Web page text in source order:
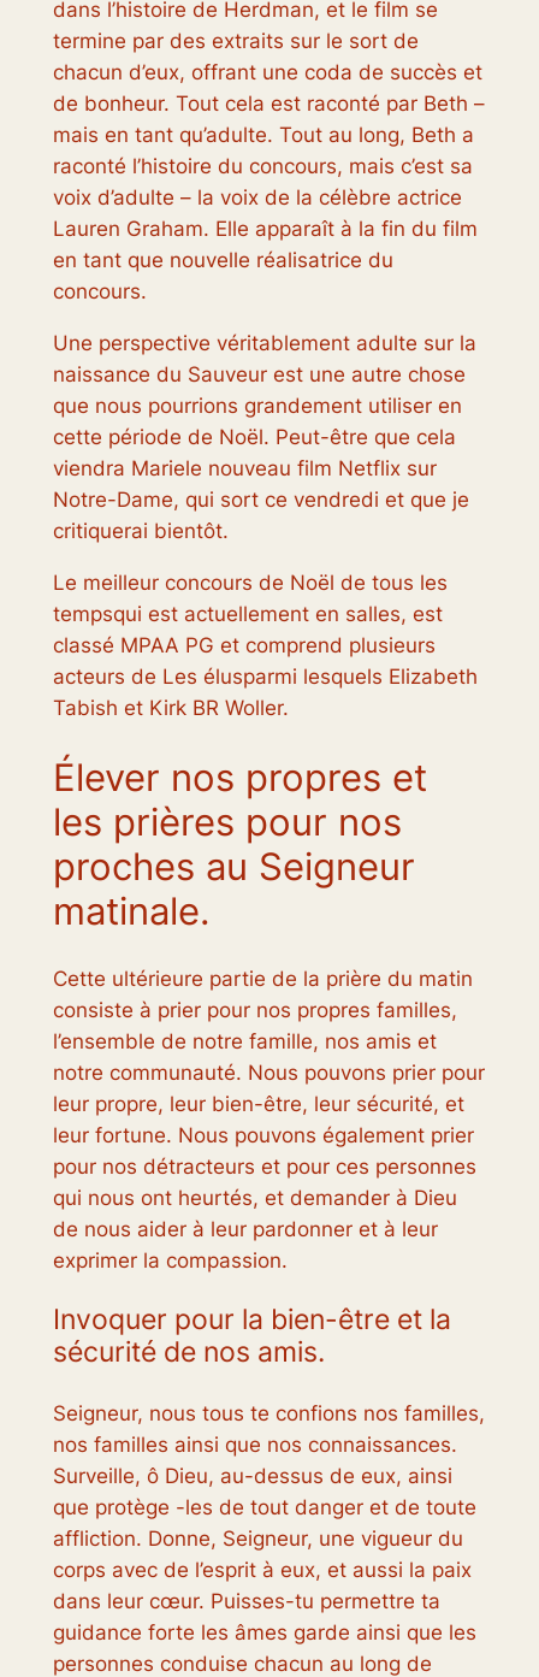
dans l’histoire de Herdman, et le film se
termine par des extraits sur le sort de
chacun d’eux, offrant une coda de succès et
de bonheur. Tout cela est raconté par Beth –
mais en tant qu’adulte. Tout au long, Beth a
raconté l’histoire du concours, mais c’est sa
voix d’adulte – la voix de la célèbre actrice
Lauren Graham. Elle apparaît à la fin du film
en tant que nouvelle réalisatrice du
concours.
Une perspective véritablement adulte sur la
naissance du Sauveur est une autre chose
que nous pourrions grandement utiliser en
cette période de Noël. Peut-être que cela
viendra Mariele nouveau film Netflix sur
Notre-Dame, qui sort ce vendredi et que je
critiquerai bientôt.
Le meilleur concours de Noël de tous les
tempsqui est actuellement en salles, est
classé MPAA PG et comprend plusieurs
acteurs de Les élusparmi lesquels Elizabeth
Tabish et Kirk BR Woller.
Élever nos propres et
les prières pour nos
proches au Seigneur
matinale.
Cette ultérieure partie de la prière du matin
consiste à prier pour nos propres familles,
l’ensemble de notre famille, nos amis et
notre communauté. Nous pouvons prier pour
leur propre, leur bien-être, leur sécurité, et
leur fortune. Nous pouvons également prier
pour nos détracteurs et pour ces personnes
qui nous ont heurtés, et demander à Dieu
de nous aider à leur pardonner et à leur
exprimer la compassion.
Invoquer pour la bien-être et la
sécurité de nos amis.
Seigneur, nous tous te confions nos familles,
nos familles ainsi que nos connaissances.
Surveille, ô Dieu, au-dessus de eux, ainsi
que protège -les de tout danger et de toute
affliction. Donne, Seigneur, une vigueur du
corps avec de l’esprit à eux, et aussi la paix
dans leur cœur. Puisses-tu permettre ta
guidance forte les âmes garde ainsi que les
personnes conduise chacun au long de